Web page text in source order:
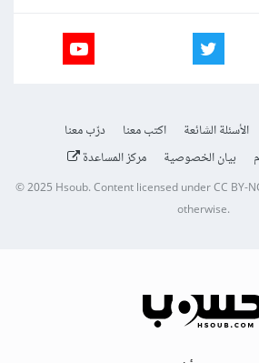
الأسئلة الشائعة اكتب معنا
درّب معنا
بيان الخصوصية مركز المساعدة
© 2025Hsoub.Content licensed underCC BY-
otherwise.